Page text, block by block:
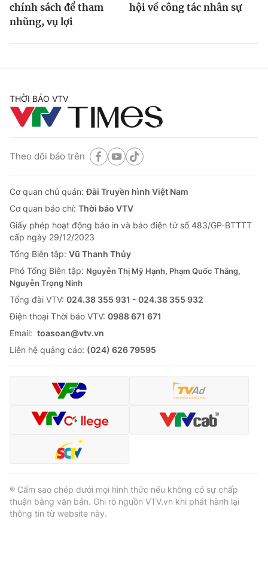
chính sách để tham
nhũng, vụ lợi
hội về công tác nhân sự
THỜI BÁO VTV
Theo dõi báo trên
Cơ quan chủ quản:Đài Truyền hình Việt Nam
Cơ quan báo chí: Thời báo VTV
Giấy phép hoạt động báo in và báo điện tử số 483/GP-BTTTT
cấp ngày 29/12/2023
Tổng Biên tập: Vũ Thanh Thủy
Phó Tổng Biên tập: Nguyễn Thị Mỹ Hạnh, Phạm Quốc Thắng,
Nguyễn Trọng Ninh
Tổng đài VTV: 024.38 355 931 - 024.38 355 932
Ðiện thoại Thời báo VTV: 0988 671 671
Email: toasoan@vtv.vn
Liên hệ quảng cáo: (024) 626 79595
® Cấm sao chép dưới mọi hình thức nếu không có sự chấp
thuận bằng văn bản. Ghi rõ nguồn VTV.vn khi phát hành lại
thông tin từ website này.